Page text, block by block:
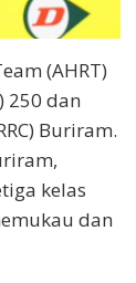
(AHRT)
250 dan
Buriram.
kelas
dan